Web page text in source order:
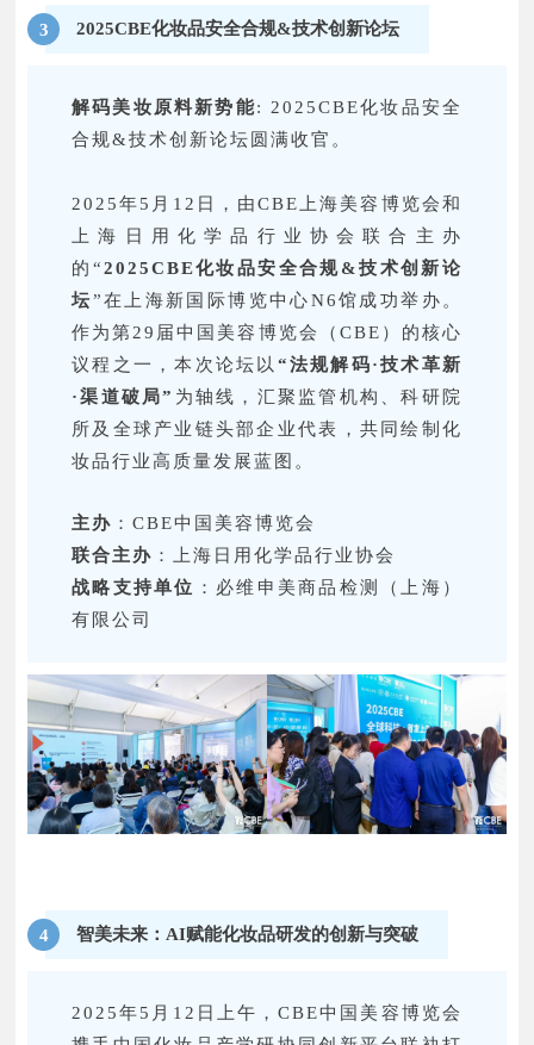
3 2025CBE化妆品安全合规&技术创新论坛
解码美妆原料新势能: 2025CBE化妆品安全
合规&技术创新论坛圆满收官。
2025年5月12日，由CBE上海美容博览会和
上海日用化学品行业协会联合主办
的“2025CBE化妆品安全合规&技术创新论
坛”在上海新国际博览中心N6馆成功举办。
作为第29届中国美容博览会（CBE）的核心
议程之一，本次论坛以 “法规解码·技术革新
·渠道破局” 为轴线，汇聚监管机构、科研院
所及全球产业链头部企业代表，共同绘制化
妆品行业高质量发展蓝图。
主办 ：CBE中国美容博览会
联合主办 ：上海日用化学品行业协会
战略支持单位 ：必维申美商品检测（上海）
有限公司
4 智美未来：AI赋能化妆品研发的创新与突破
2025年5月12日上午，CBE中国美容博览会